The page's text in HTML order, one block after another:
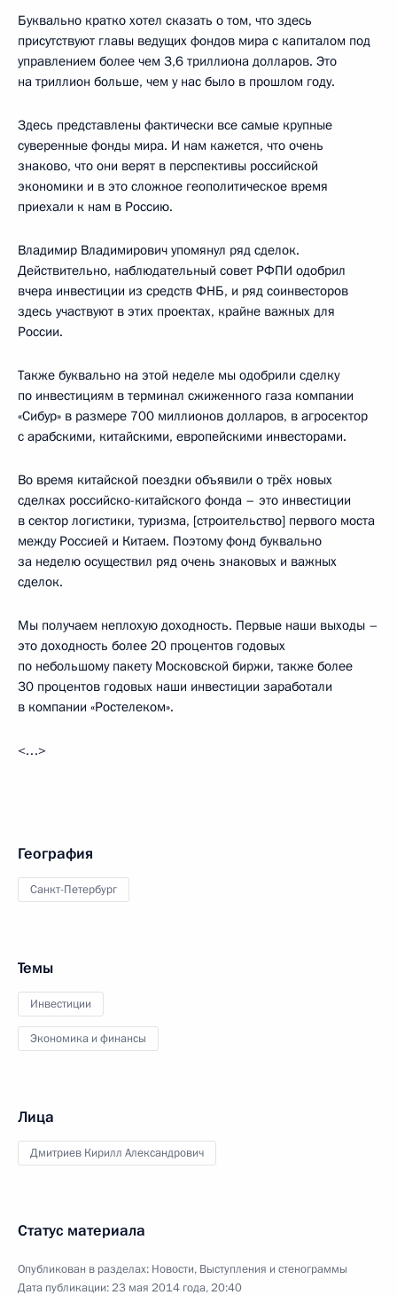
Буквально кратко хотел сказать о том, что здесь
присутствуют главы ведущих фондов мира с капиталом под
управлением более чем 3,6 триллиона долларов. Это
на триллион больше, чем у нас было в прошлом году.
Здесь представлены фактически все самые крупные
суверенные фонды мира. И нам кажется, что очень
знаково, что они верят в перспективы российской
экономики и в это сложное геополитическое время
приехали к нам в Россию.
Владимир Владимирович упомянул ряд сделок.
Действительно, наблюдательный совет РФПИ одобрил
вчера инвестиции из средств ФНБ, и ряд соинвесторов
здесь участвуют в этих проектах, крайне важных для
России.
Также буквально на этой неделе мы одобрили сделку
по инвестициям в терминал сжиженного газа компании
«Сибур» в размере 700 миллионов долларов, в агросектор
с арабскими, китайскими, европейскими инвесторами.
Во время китайской поездки объявили о трёх новых
сделках российско-китайского фонда – это инвестиции
в сектор логистики, туризма, [строительство] первого моста
между Россией и Китаем. Поэтому фонд буквально
за неделю осуществил ряд очень знаковых и важных
сделок.
Мы получаем неплохую доходность. Первые наши выходы –
это доходность более 20 процентов годовых
по небольшому пакету Московской биржи, также более
30 процентов годовых наши инвестиции заработали
в компании «Ростелеком».
<…>
География
Санкт-Петербург
Темы
Инвестиции
Экономика и финансы
Лица
Дмитриев Кирилл Александрович
Статус материала
Опубликован в разделах: Новости, Выступления и стенограммы
Дата публикации:23 мая 2014 года, 20:40